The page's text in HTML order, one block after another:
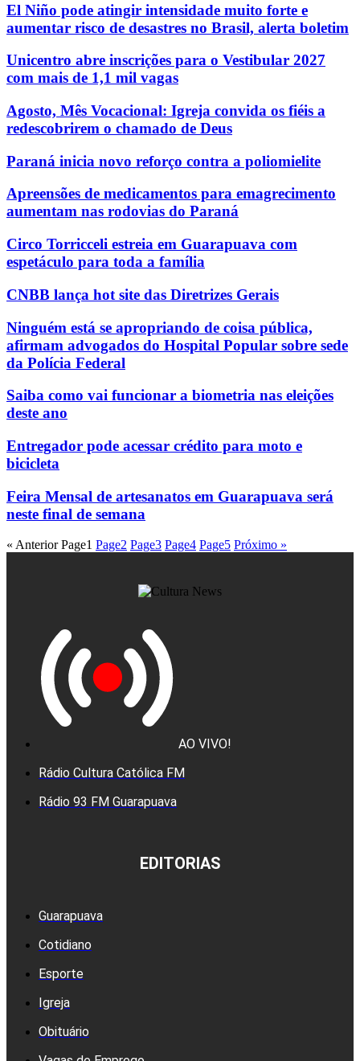
El Niño pode atingir intensidade muito forte e
aumentar risco de desastres no Brasil, alerta boletim
Unicentro abre inscrições para o Vestibular 2027
com mais de 1,1 mil vagas
Agosto, Mês Vocacional: Igreja convida os fiéis a
redescobrirem o chamado de Deus
Paraná inicia novo reforço contra a poliomielite
Apreensões de medicamentos para emagrecimento
aumentam nas rodovias do Paraná
Circo Torricceli estreia em Guarapuava com
espetáculo para toda a família
CNBB lança hot site das Diretrizes Gerais
Ninguém está se apropriando de coisa pública,
afirmam advogados do Hospital Popular sobre sede
da Polícia Federal
Saiba como vai funcionar a biometria nas eleições
deste ano
Entregador pode acessar crédito para moto e
bicicleta
Feira Mensal de artesanatos em Guarapuava será
neste final de semana
« Anterior Page1 Page2 Page3 Page4 Page5 Próximo »
AO VIVO!
Rádio Cultura Católica FM
Rádio 93 FM Guarapuava
EDITORIAS
Guarapuava
Cotidiano
Esporte
Igreja
Obituário